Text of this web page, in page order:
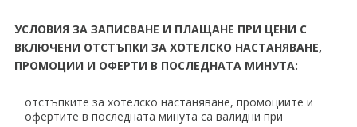
УСЛОВИЯ ЗА ЗАПИСВАНЕ И ПЛАЩАНЕ ПРИ ЦЕНИ С
ВКЛЮЧЕНИ ОТСТЪПКИ ЗА ХОТЕЛСКО НАСТАНЯВАНЕ,
ПРОМОЦИИ И ОФЕРТИ В ПОСЛЕДНАТА МИНУТА:
отстъпките за хотелско настаняване, промоциите и
офертите в последната минута са валидни при